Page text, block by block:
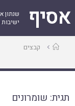
אסיף
שנתון
עמודקבצים
תגית: שומרונים